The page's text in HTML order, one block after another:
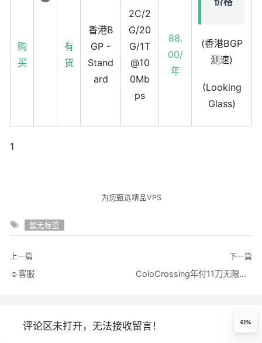
(香港BGP
测速)
(Looking
Glass)
购
买
有
货
香港B
GP -
Stand
ard
2C/2
G/20
G/1T
@10
0Mb
ps
88.
00/
年
1
为您甄选精品VPS
暂无标签
上一篇
☺️客服
下一篇
ColoCrossing年付11刀无限流量机器
评论区未打开，无法接收留言！ 61%